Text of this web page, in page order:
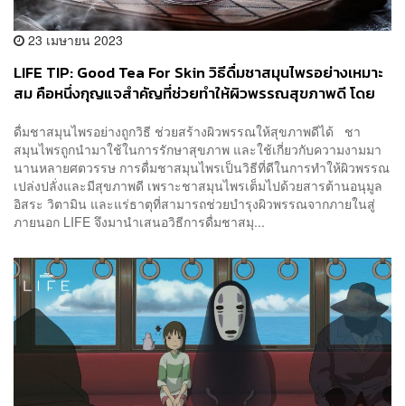
23 เมษายน 2023
LIFE TIP: Good Tea For Skin วิธีดื่มชาสมุนไพรอย่างเหมาะ
สม คือหนึ่งกุญแจสำคัญที่ช่วยทำให้ผิวพรรณสุขภาพดี โดย
ประจำ
ดื่มชาสมุนไพรอย่างถูกวิธี ช่วยสร้างผิวพรรณให้สุขภาพดีได้ ชา
สมุนไพรถูกนำมาใช้ในการรักษาสุขภาพ และใช้เกี่ยวกับความงามมา
นานหลายศตวรรษ การดื่มชาสมุนไพรเป็นวิธีที่ดีในการทำให้ผิวพรรณ
เปล่งปลั่งและมีสุขภาพดี เพราะชาสมุนไพรเต็มไปด้วยสารต้านอนุมูล
อิสระ วิตามิน และแร่ธาตุที่สามารถช่วยบำรุงผิวพรรณจากภายในสู่
ภายนอก LIFE จึงมานำเสนอวิธีการดื่มชาสมุ...